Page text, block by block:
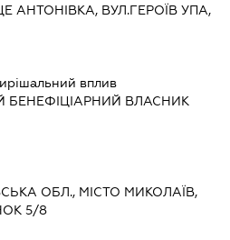
АНТОНІВКА, ВУЛ.ГЕРОЇВ УПА,
вплив
БЕНЕФІЦІАРНИЙ ВЛАСНИК
ОБЛ., МІСТО МИКОЛАЇВ,
5/8